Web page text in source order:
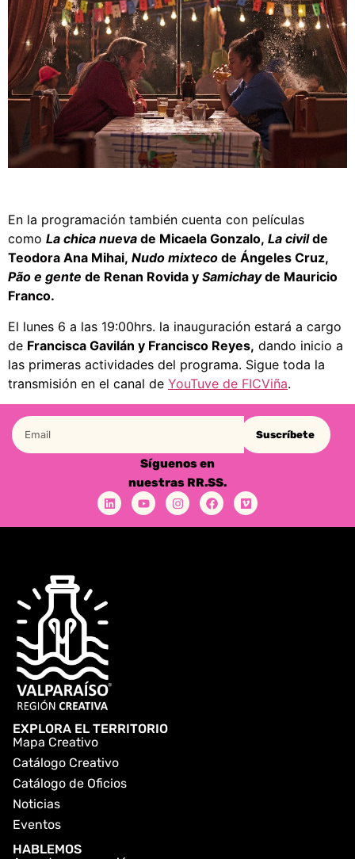
En la programación también cuenta con películas
como La chica nueva de Micaela Gonzalo, La civilde
Teodora Ana Mihai, Nudo mixteco de Ángeles Cruz,
Pão e gente de Renan Rovida y Samichayde Mauricio
Franco.
El lunes 6 a las 19:00hrs. la inauguración estará a cargo
de Francisca Gavilán y Francisco Reyes, dando inicio a
las primeras actividades del programa. Sigue toda la
transmisión en el canal de YouTuve de FICViña.
Suscríbete
Síguenos en
nuestras RR.SS.
EXPLORA EL TERRITORIO
Mapa Creativo
Catálogo Creativo
Catálogo de Oficios
Noticias
Eventos
HABLEMOS